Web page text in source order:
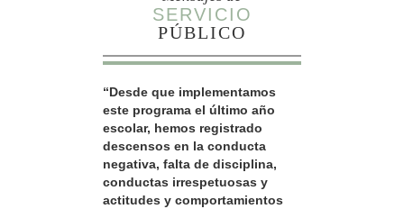
SERVICIO
PÚBLICO
“Desde que implementamos
este programa el último año
escolar, hemos registrado
descensos en la conducta
negativa, falta de disciplina,
conductas irrespetuosas y
actitudes y comportamientos